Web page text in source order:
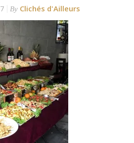
By Clichés d'Ailleurs